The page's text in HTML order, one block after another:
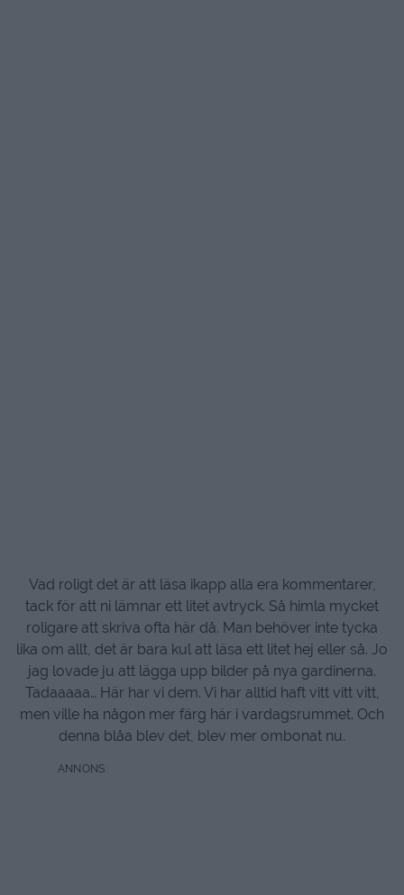
Vad roligt det är att läsa ikapp alla era kommentarer,
tack för att ni lämnar ett litet avtryck. Så himla mycket
roligare att skriva ofta här då. Man behöver inte tycka
lika om allt, det är bara kul att läsa ett litet hej eller så. Jo
jag lovade ju att lägga upp bilder på nya gardinerna.
Tadaaaaa… Här har vi dem. Vi har alltid haft vitt vitt vitt,
men ville ha någon mer färg här i vardagsrummet. Och
denna blåa blev det, blev mer ombonat nu.